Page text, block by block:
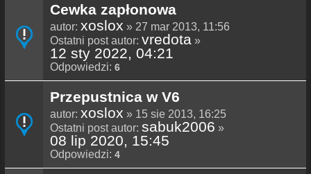
Cewka zapłonowa
autor: xoslox » 27 mar 2013, 11:56
Ostatni post autor: vredota »
12 sty 2022, 04:21
Odpowiedzi: 6
Przepustnica w V6
autor: xoslox » 15 sie 2013, 16:25
Ostatni post autor: sabuk2006 »
08 lip 2020, 15:45
Odpowiedzi: 4